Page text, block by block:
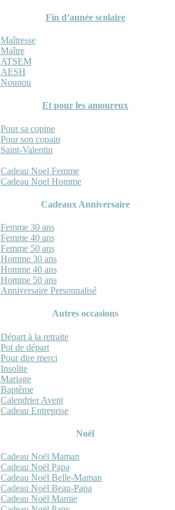
Fin d’année scolaire
Maîtresse
Maître
ATSEM
AESH
Nounou
Et pour les amoureux
Pour sa copine
Pour son copain
Saint-Valentin
Cadeau Noel Femme
Cadeau Noel Homme
Cadeaux Anniversaire
Femme 30 ans
Femme 40 ans
Femme 50 ans
Homme 30 ans
Homme 40 ans
Homme 50 ans
Anniversaire Personnalisé
Autres occasions
Départ à la retraite
Pot de départ
Pour dire merci
Insolite
Mariage
Baptême
Calendrier Avent
Cadeau Entreprise
Noël
Cadeau Noël Maman
Cadeau Noël Papa
Cadeau Noël Belle-Maman
Cadeau Noël Beau-Papa
Cadeau Noël Mamie